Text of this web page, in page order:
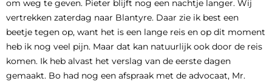
om weg te geven. Pieter blijft nog een nachtje langer. Wij
vertrekken zaterdag naar Blantyre. Daar zie ik best een
beetje tegen op, want het is een lange reis en op dit moment
heb ik nog veel pijn. Maar dat kan natuurlijk ook door de reis
komen. Ik heb alvast het verslag van de eerste dagen
gemaakt. Bo had nog een afspraak met de advocaat, Mr.